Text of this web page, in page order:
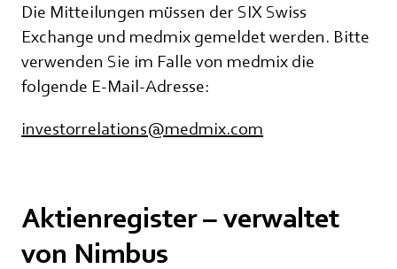
Die Mitteilungen müssen der SIX Swiss
Exchange und medmix gemeldet werden. Bitte
verwenden Sie im Falle von medmix die
folgende E-Mail-Adresse:
investorrelations@medmix.com
Aktienregister – verwaltet
von Nimbus